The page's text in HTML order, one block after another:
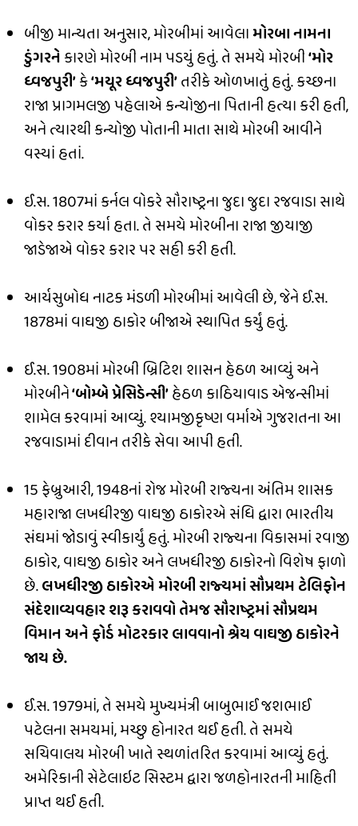
બીજી માન્યતા અનુસાર, મોરબીમાં આવેલામોરબા નામના
ડુંગરનેકારણે મોરબી નામ પડયું હતું. તે સમયે મોરબી‘મોર
ધ્વજપુરી’કે‘મયૂર ધ્વજપુરી’તરીકે ઓળખાતું હતું. કચ્છના
રાજા પ્રાગમલજી પહેલાએ કન્યોજીના પિતાની હત્યા કરી હતી,
અને ત્યારથી કન્યોજી પોતાની માતા સાથે મોરબી આવીને
વસ્યાં હતાં.
ઈ.સ. 1807માં કર્નલ વોકરે સૌરાષ્ટ્રના જુદા જુદા રજવાડા સાથે
વોકર કરાર કર્યા હતા. તે સમયે મોરબીના રાજા જીયાજી
જાડેજાએ વોકર કરાર પર સહી કરી હતી.
આર્યસુબોધ નાટક મંડળી મોરબીમાં આવેલી છે, જેને ઈ.સ.
1878માં વાઘજી ઠાકોર બીજાએ સ્થાપિત કર્યું હતું.
ઈ.સ. 1908માં મોરબી બ્રિટિશ શાસન હેઠળ આવ્યું અને
મોરબીને‘બોમ્બે પ્રેસિડેન્સી’હેઠળ કાઠિયાવાડ એજન્સીમાં
શામેલ કરવામાં આવ્યું. શ્યામજીકૃષ્ણ વર્માએ ગુજરાતના આ
રજવાડામાં દીવાન તરીકે સેવા આપી હતી.
15 ફેબ્રુઆરી, 1948નાં રોજ મોરબી રાજ્યના અંતિમ શાસક
મહારાજા લખધીરજી વાઘજી ઠાકોરએ સંધિ દ્વારા ભારતીય
સંઘમાં જોડાવું સ્વીકાર્યું હતું. મોરબી રાજ્યના વિકાસમાં રવાજી
ઠાકોર, વાઘજી ઠાકોર અને લખધીરજી ઠાકોરનો વિશેષ ફાળો
છે.લખધીરજી ઠાકોરએ મોરબી રાજ્યમાં સૌપ્રથમ ટેલિફોન
સંદેશાવ્યવહાર શરૂ કરાવવો તેમજ સૌરાષ્ટ્રમાં સૌપ્રથમ
વિમાન અને ફોર્ડ મોટરકાર લાવવાનો શ્રેય વાઘજી ઠાકોરને
જાય છે.
ઈ.સ. 1979માં, તે સમયે મુખ્યમંત્રી બાબુભાઈ જશભાઈ
પટેલના સમયમાં, મચ્છુ હોનારત થઈ હતી. તે સમયે
સચિવાલય મોરબી ખાતે સ્થળાંતરિત કરવામાં આવ્યું હતું.
અમેરિકાની સેટેલાઇટ સિસ્ટમ દ્વારા જળહોનારતની માહિતી
પ્રાપ્ત થઈ હતી.